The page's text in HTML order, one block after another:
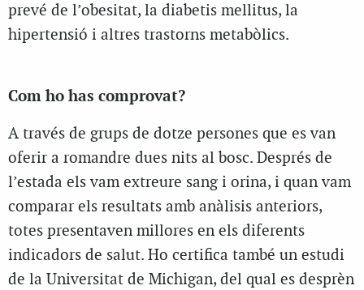
prevé de l’obesitat, la diabetis mellitus, la
hipertensió i altres trastorns metabòlics.
Com ho has comprovat?
A través de grups de dotze persones que es van
oferir a romandre dues nits al bosc. Després de
l’estada els vam extreure sang i orina, i quan vam
comparar els resultats amb anàlisis anteriors,
totes presentaven millores en els diferents
indicadors de salut. Ho certifica també un estudi
de la Universitat de Michigan, del qual es desprèn